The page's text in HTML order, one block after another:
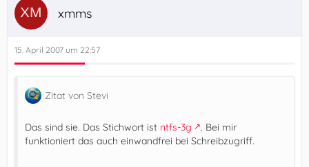
xmms
15. April 2007 um 22:57
Zitat von Stevi
Das sind sie. Das Stichwort ist ntfs-3g
. Bei mir
funktioniert das auch einwandfrei bei Schreibzugriff.